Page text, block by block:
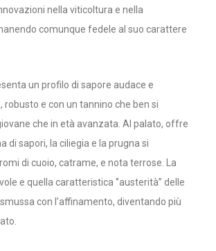
nella viticoltura e nella
comunque fedele al suo carattere
un profilo di sapore audace e
robusto e con un tannino che ben si
che in età avanzata. Al palato, offre
di sapori, la ciliegia e la prugna si
di cuoio, catrame, e nota terrose. La
e quella caratteristica ‘’austerità” delle
con l’affinamento, diventando più